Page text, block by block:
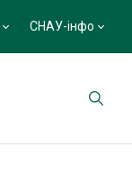
СНАУ-інфо